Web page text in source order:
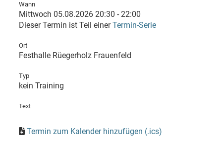
Wann
Mittwoch 05.08.2026 20:30 - 22:00
Dieser Termin ist Teil einerTermin-Serie
Ort
Festhalle Rüegerholz Frauenfeld
Typ
kein Training
Text
Termin zum Kalender hinzufügen (.ics)